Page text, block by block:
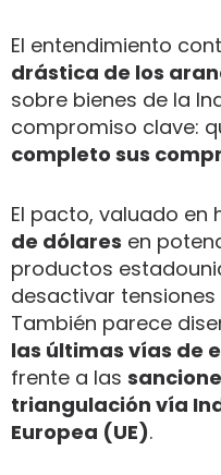
El entendimiento
drástica de los
sobre bienes de la
compromiso clave:
completo sus
El pacto, valuado en
de dólares en
productos
desactivar
También parece
las últimas vías de
frente a las
triangulación vía
Europea (UE).